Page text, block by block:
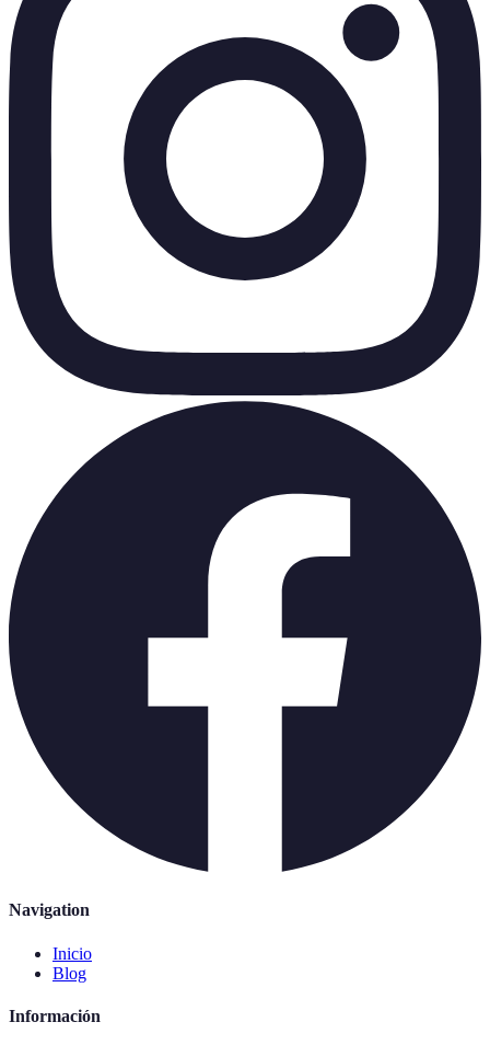
Navigation
Inicio
Blog
Información